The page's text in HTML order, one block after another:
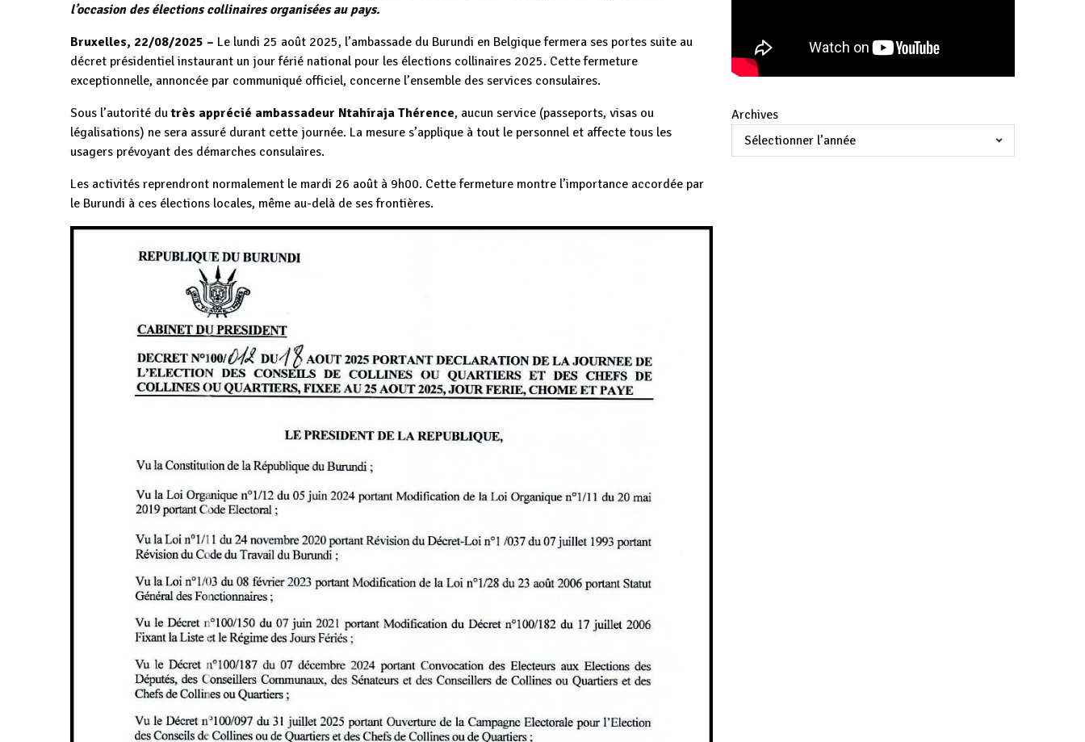
l’occasion des élections collinaires organisées au pays.
Bruxelles, 22/08/2025 – Le lundi 25 août 2025, l’ambassade du Burundi en Belgique fermera ses portes suite au
décret présidentiel instaurant un jour férié national pour les élections collinaires 2025. Cette fermeture
exceptionnelle, annoncée par communiqué officiel, concerne l’ensemble des services consulaires.
Sous l’autorité dutrès apprécié ambassadeur Ntahiraja Thérence, aucun service (passeports, visas ou
légalisations) ne sera assuré durant cette journée. La mesure s’applique à tout le personnel et affecte tous les
usagers prévoyant des démarches consulaires.
Les activités reprendront normalement le mardi 26 août à 9h00. Cette fermeture montre l’importance accordée par
le Burundi à ces élections locales, même au-delà de ses frontières.
Archives